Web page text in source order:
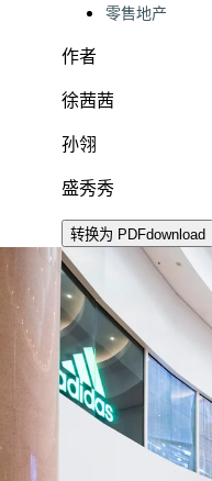
零售地产
作者
徐茜茜
孙翎
盛秀秀
转换为 PDFdownload